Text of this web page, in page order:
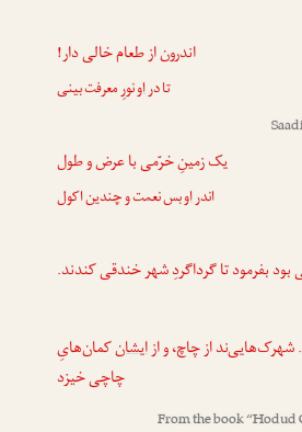
اندرون از طعام خالی دار!
تا دراونورِ معرفت بینی
یک زمینِ خرّمی با عرض و طول
اندراوبس نعمت و چندین اکول
بفرمود تا گرداگردِ شهر خندقی کندند.
از چاچ، و ازایشانکمان‌هایِ
چاچی خیزد
From the book “Hodud